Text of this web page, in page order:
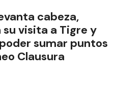
cabeza,
visita a Tigre y
sumar puntos
Clausura